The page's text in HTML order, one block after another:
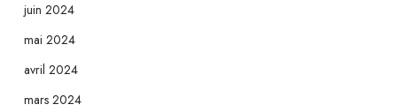
juin 2024
mai 2024
avril 2024
mars 2024